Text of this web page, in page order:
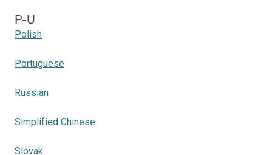
P-U
Polish
Portuguese
Russian
Simplified Chinese
Slovak